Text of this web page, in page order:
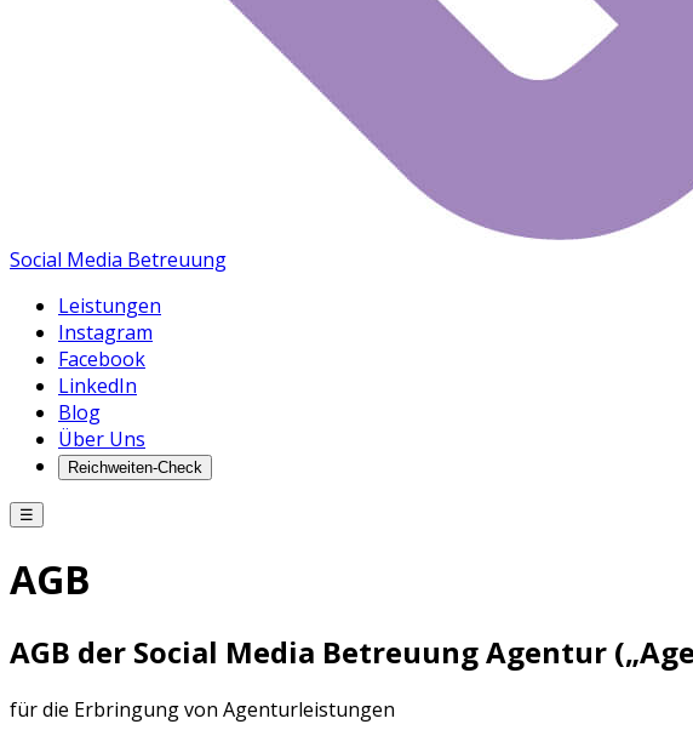
Social Media Betreuung
Leistungen
Instagram
Facebook
LinkedIn
Blog
Über Uns
Reichweiten-Check
☰
AGB
AGB der Social Media Betreuung Agentur
für die Erbringung von Agenturleistungen